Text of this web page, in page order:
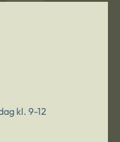
kl. 9-12